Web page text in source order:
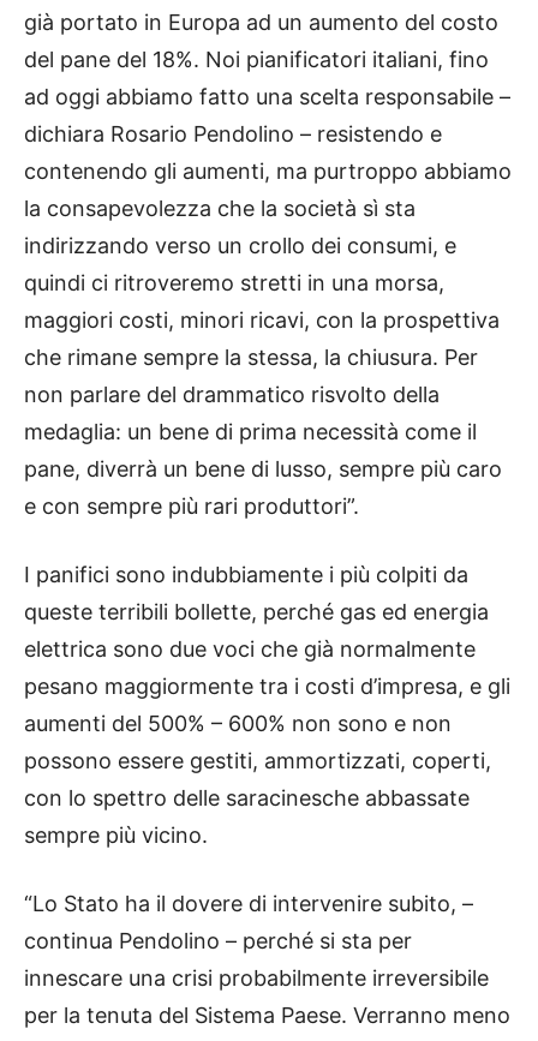
già portato in Europa ad un aumento del costo
del pane del 18%. Noi pianificatori italiani, fino
ad oggi abbiamo fatto una scelta responsabile –
dichiara Rosario Pendolino – resistendo e
contenendo gli aumenti, ma purtroppo abbiamo
la consapevolezza che la società sì sta
indirizzando verso un crollo dei consumi, e
quindi ci ritroveremo stretti in una morsa,
maggiori costi, minori ricavi, con la prospettiva
che rimane sempre la stessa, la chiusura. Per
non parlare del drammatico risvolto della
medaglia: un bene di prima necessità come il
pane, diverrà un bene di lusso, sempre più caro
e con sempre più rari produttori”.
I panifici sono indubbiamente i più colpiti da
queste terribili bollette, perché gas ed energia
elettrica sono due voci che già normalmente
pesano maggiormente tra i costi d’impresa, e gli
aumenti del 500% – 600% non sono e non
possono essere gestiti, ammortizzati, coperti,
con lo spettro delle saracinesche abbassate
sempre più vicino.
“Lo Stato ha il dovere di intervenire subito, –
continua Pendolino – perché si sta per
innescare una crisi probabilmente irreversibile
per la tenuta del Sistema Paese. Verranno meno